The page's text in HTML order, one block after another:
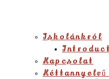
Iskolánkról
Kapcsolat